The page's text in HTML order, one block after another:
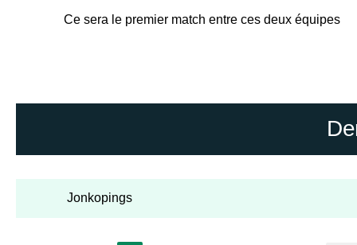
Ce sera le premier match entre ces deux équipes
Jonkopings